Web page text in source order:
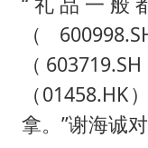
（
（
（
拿。”谢海诚